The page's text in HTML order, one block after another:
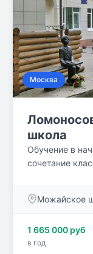
Москва
школа
Обучение в
сочетание
дети получают
Можайское
1 665 000 руб
в год